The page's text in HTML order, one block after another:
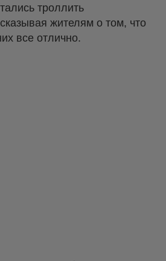
троллить
жителям о том, что
все отлично.